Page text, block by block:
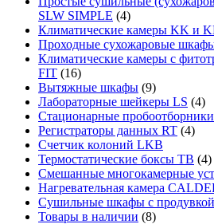
SLW SIMPLE (4)
Климатические камеры KK и
Проходные сухожаровые
Климатические камеры с
FIT (16)
Вытяжные шкафы (9)
Лабораторные шейкеры LS (4)
Стационарные
Регистраторы данных RT (4)
Счетчик колоний LKB
Термостатические боксы TB (4)
Смешанные многокамерные
Нагревательная камера
Сушильные шкафы с продувкой
Товары в наличии (8)